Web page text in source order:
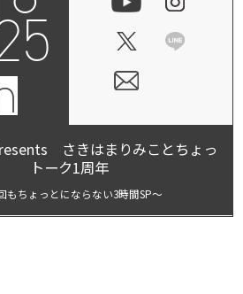
さきはまりみことちょっ
トーク1周年
もちょっとにならない3時間SP～